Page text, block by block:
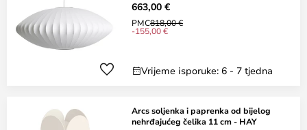
663,00 €
PMC818,00 €
-155,00 €
Vrijeme isporuke: 6 - 7 tjedna
Arcs soljenka i paprenka od bijelog
nehrđajućeg čelika 11 cm - HAY